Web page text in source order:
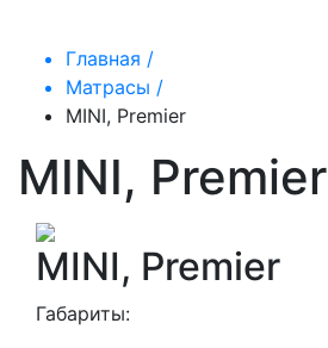
Главная /
Матрасы /
MINI, Premier
MINI, Premier
MINI, Premier
Габариты: